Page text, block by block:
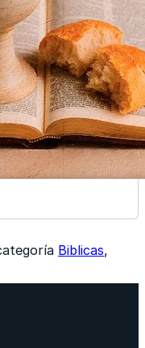
Biblicas,